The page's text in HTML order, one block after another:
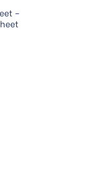
–